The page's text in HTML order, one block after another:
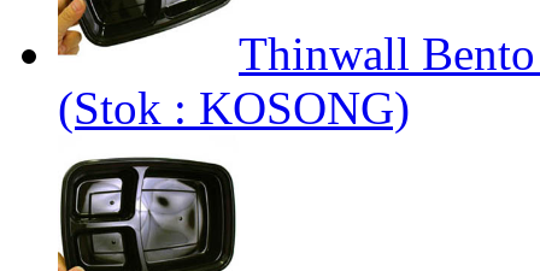
Thinwall
(Stok : KOSONG)